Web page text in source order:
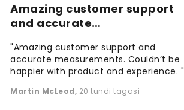
Amazing customer support
and accurate…
"Amazing customer support and
accurate measurements. Couldn’t be
happier with product and experience. "
Martin McLeod, 20 tundi tagasi